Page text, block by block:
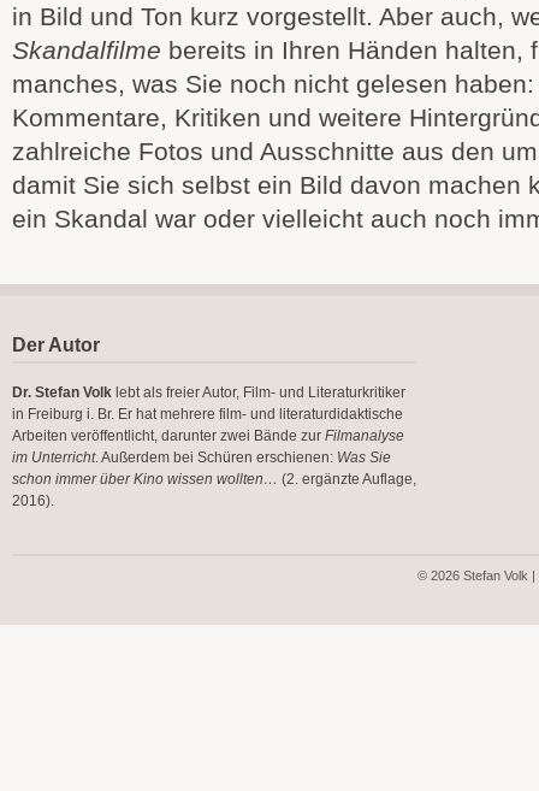
in Bild und Ton kurz vorgestellt. Aber auch,
Skandalfilme bereits in Ihren Händen halten,
manches, was Sie noch nicht gelesen
Kommentare, Kritiken und weitere
zahlreiche Fotos und Ausschnitte aus den
damit Sie sich selbst ein Bild davon machen
ein Skandal war oder vielleicht auch noch
Der Autor
Dr. Stefan Volk lebt als freier Autor, Film- und Literaturkritiker
in Freiburg i. Br. Er hat mehrere film- und literaturdidaktische
Arbeiten veröffentlicht, darunter zwei Bände zur Filmanalyse
im Unterricht. Außerdem bei Schüren erschienen: Was Sie
schon immer über Kino wissen wollten… (2. ergänzte Auflage,
2016).
© 2026 Stefan Volk |